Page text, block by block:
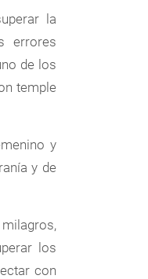
la
errores
de los
temple
y
y de
los
con